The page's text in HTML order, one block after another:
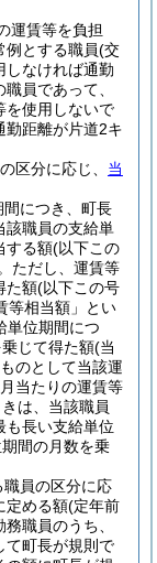
運賃等を負担
例とする職員(交
しなければ通勤
員であって、
を使用しないで
勤距離が片道2キ
区分に応じ、 当
につき、町長
該職員の支給単
する額(以下この
。 ただし、運賃等
た額(以下この号
等相当額」とい
単位期間につ
じて得た額(当
のとして当該運
当たりの運賃等
は、当該職員
も長い支給単位
間の月数を乗
員の区分に応
定める額(定年前
職員のうち、
て町長が規則で